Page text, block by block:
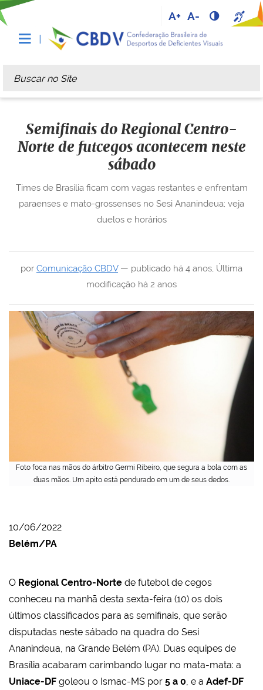
A+ A-
Busca
Busca Avançada…
Foto foca nas mãos do árbitro Germi Ribeiro, que segura a bola com as
duas mãos. Um apito está pendurado em um de seus dedos.
Semifinais do Regional Centro-
Norte de futcegos acontecem neste
sábado
por Comunicação CBDV— publicado há 4 anos, Última
modificação há 2 anos
Times de Brasília ficam com vagas restantes e enfrentam
paraenses e mato-grossenses no Sesi Ananindeua; veja
duelos e horários
10/06/2022
Belém/PA
O Regional Centro-Norte de futebol de cegos
conheceu na manhã desta sexta-feira (10) os dois
últimos classificados para as semifinais, que serão
disputadas neste sábado na quadra do Sesi
Ananindeua, na Grande Belém (PA). Duas equipes de
Brasília acabaram carimbando lugar no mata-mata: a
Uniace-DF goleou o Ismac-MS por 5 a 0 , e a Adef-DF